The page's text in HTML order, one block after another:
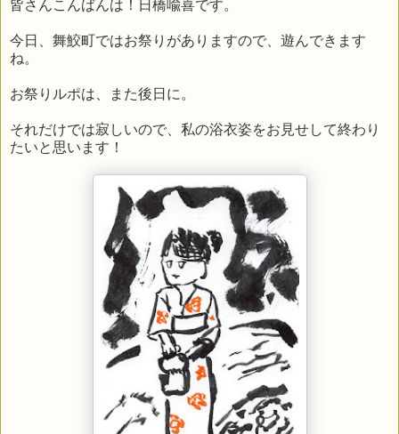
皆さんこんばんは！日橋喩喜です。
今日、舞鮫町ではお祭りがありますので、遊んできます
ね。
お祭りルポは、また後日に。
それだけでは寂しいので、私の浴衣姿をお見せして終わり
たいと思います！